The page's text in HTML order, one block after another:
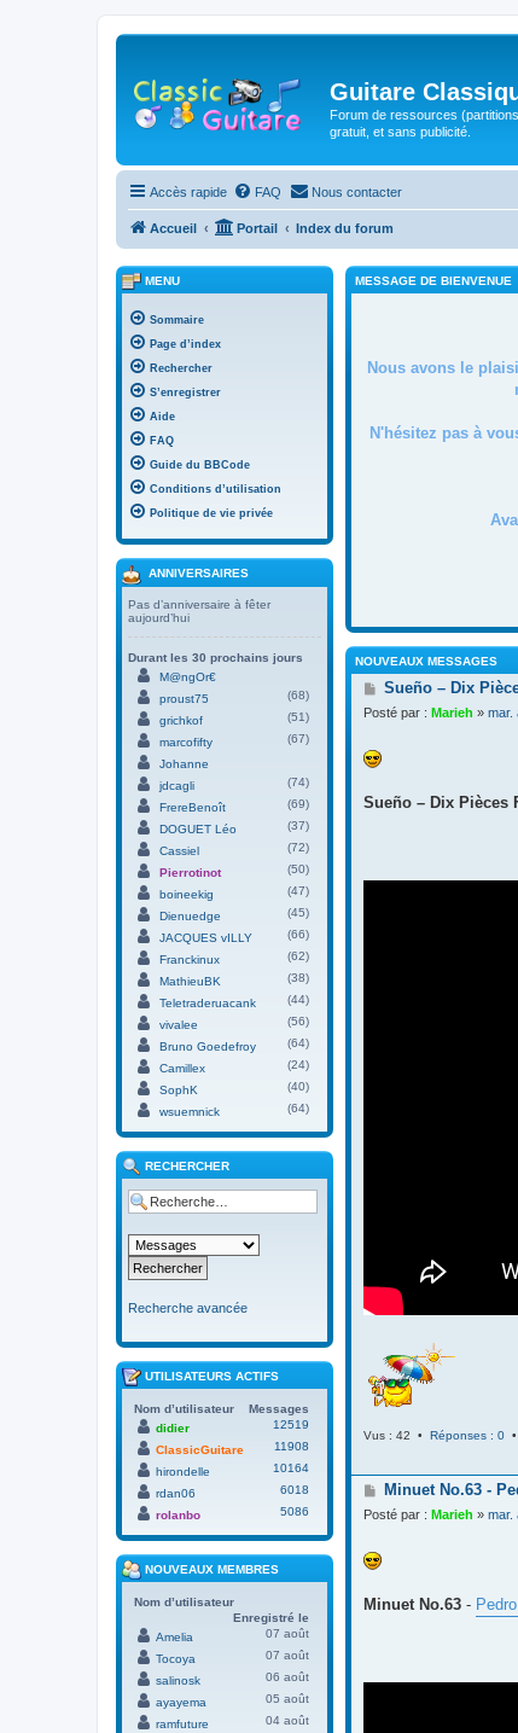
Guitare
Forum de ressources
gratuit, et sans publicité.
Accès rapide FAQ Nous contacter
Accueil Portail Index du forum
MESSAGE DE BIENVENUE
Nous avons le
N'hésitez pas à
NOUVEAUX MESSAGES
M
s
a
g
Sueño – Dix
Posté par : Marieh » mar.
Sueño – Dix Pièces
Vus : 42 • Réponses : 0 •
M
s
a
g
Minuet No.63 -
Posté par : Marieh » mar.
Minuet No.63 -
MENU
Sommaire
Page d’index
Rechercher
S’enregistrer
Aide
FAQ
Guide du BBCode
Conditions d’utilisation
Politique de vie privée
ANNIVERSAIRES
Pas d’anniversaire à fêter
aujourd’hui
Durant les 30 prochains jours
M@ngOr€
proust75
(68)
grichkof
(51)
marcofifty
(67)
Johanne
jdcagli
(74)
FrereBenoît
(69)
DOGUET Léo
(37)
Cassiel
(72)
Pierrotinot
(50)
boineekig
(47)
Dienuedge
(45)
JACQUES vILLY
(66)
Franckinux
(62)
MathieuBK
(38)
Teletraderuacank
(44)
vivalee
(56)
Bruno Goedefroy
(64)
Camillex
(24)
SophK
(40)
wsuemnick
(64)
RECHERCHER
Recherche avancée
UTILISATEURS ACTIFS
Nom d’utilisateur
Messages
didier
12519
ClassicGuitare
11908
hirondelle
10164
rdan06
6018
rolanbo
5086
NOUVEAUX MEMBRES
Nom d’utilisateur
Enregistré le
Amelia
07 août
Tocoya
07 août
salinosk
06 août
ayayema
05 août
ramfuture
04 août